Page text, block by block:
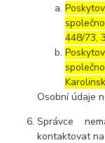
448/73,
Osobní údaje
Správce
kontaktovat